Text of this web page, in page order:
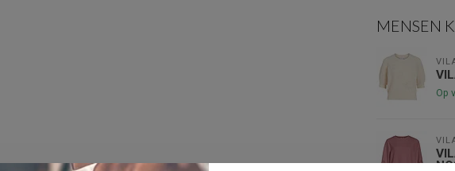
MENSEN
Op